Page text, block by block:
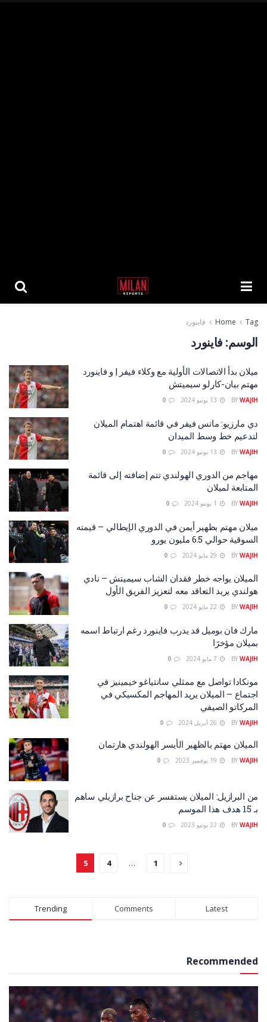
Home Tag فاينورد
الوسم: فاينورد
ميلان بدأ الاتصالات الأولية مع وكلاء فيفر | و فاينورد
مهتم بيان-كارلو سيميتش
BY WAJIH
دي مارزيو: ماتس فيفر في قائمة اهتمام الميلان
لتدعيم خط وسط الميدان
BY WAJIH
مهاجم من الدوري الهولندي تتم إضافته إلى قائمة
المتابعة لميلان
BY WAJIH
ميلان مهتم بظهير أيمن في الدوري الإيطالي – قيمته
السوقية حوالي 6.5 مليون يورو
BY WAJIH
الميلان يواجه خطر فقدان الشاب سيميتش – نادي
هولندي يريد التعاقد معه لتعزيز الفريق الأول
BY WAJIH
مارك فان بوميل قد يدرب فاينورد رغم ارتباط اسمه
بميلان مؤخرََا
BY WAJIH
مونكادا تواصل مع ممثلي سانتياغو خيمينيز في
اجتماع – الميلان يريد المهاجم المكسيكي في
المركاتو الصيفي
BY WAJIH
الميلان مهتم بالظهير الأيسر الهولندي هارتمان
BY WAJIH
من البرازيل: الميلان يستفسر عن جناح برازيلي ساهم
بـ 15 هدف هذا الموسم
BY WAJIH
1
…
4
5
Trending Comments Latest
Recommended